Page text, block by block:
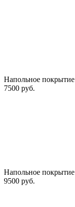
Напольное
7500 руб.
Напольное
9500 руб.